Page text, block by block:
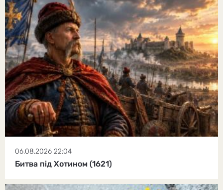
06.08.2026 22:04
Битва під Хотином (1621)